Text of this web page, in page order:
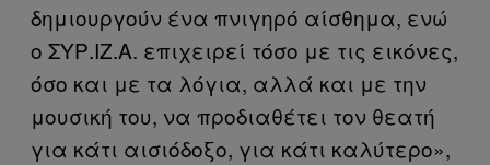
δημιουργούν ένα πνιγηρό αίσθημα, ενώ
ο ΣΥΡ.ΙΖ.Α. επιχειρεί τόσο με τις εικόνες,
όσο και με τα λόγια, αλλά και με την
μουσική του, να προδιαθέτει τον θεατή
για κάτι αισιόδοξο, για κάτι καλύτερο»,